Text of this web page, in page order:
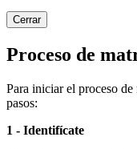
Cerrar
Proceso de
Para iniciar el proceso
pasos:
1 - Identifícate